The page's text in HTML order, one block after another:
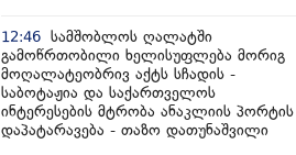
12:46 სამშობლოს ღალატში
გამოწრთობილი ხელისუფლება მორიგ
მოღალატეობრივ აქტს სჩადის -
საბოტაჟია და საქართველოს
ინტერესების მტრობა ანაკლიის პორტის
დაპატარავება - თაზო დათუნაშვილი